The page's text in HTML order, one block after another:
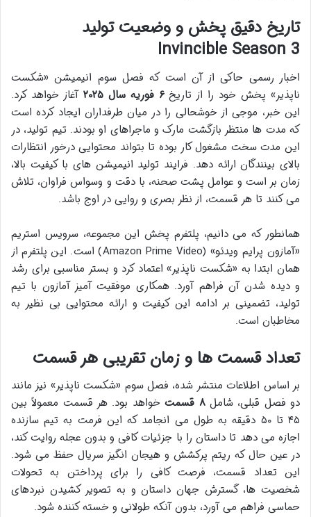
تاریخ دقیق پخش و وضعیت تولید
Invincible Season 3
اخبار رسمی حاکی از آن است که فصل سوم انیمیشن «شکست
ناپذیر» پخش خود را از تاریخ۶ فوریه سال ۲۰۲۵
آغاز خواهد کرد.
این خبر، موجی از خوشحالی را در میان طرفداران ایجاد کرده است
که مدت ها منتظر بازگشت مارک و ماجراهای او بودند. تیم تولید، در
این مدت سخت مشغول کار بوده تا بتواند محتوایی درخور انتظارات
بالای بینندگان ارائه دهد. فرایند تولید انیمیشن های با کیفیت بالا،
زمان بر است و عوامل پشت صحنه، با دقت و وسواس فراوان، تلاش
می کنند تا هر قسمت، از نظر بصری و روایی در اوج باشد.
همانطور که می دانیم، پلتفرم پخش این مجموعه، سرویس استریم
«آمازون پرایم ویدئو» (Amazon Prime Video) است. این پلتفرم از
همان ابتدا به «شکست ناپذیر» اعتماد کرد و بستر مناسبی برای رشد
و دیده شدن آن فراهم آورد. همکاری موفقیت آمیز آمازون با تیم
تولید، تضمینی بر ادامه این کیفیت و ارائه محتوایی بی نظیر به
مخاطبان است.
تعداد قسمت ها و زمان تقریبی هر قسمت
بر اساس اطلاعات منتشر شده، فصل سوم «شکست ناپذیر» نیز مانند
دو فصل قبلی، شامل۸ قسمت
خواهد بود. هر قسمت معمولاً بین
۴۵ تا ۵۰ دقیقه به طول می انجامد که این فرمت به تیم سازنده
اجازه می دهد تا داستان را با جزئیات کافی و بدون عجله روایت کند،
در عین حال که ریتم پرکشش و هیجان انگیز سریال حفظ می شود.
این تعداد قسمت، فرصت کافی را برای پرداختن به تحولات
شخصیت ها، گسترش جهان داستان و به تصویر کشیدن نبردهای
حماسی فراهم می آورد، بدون آنکه طولانی و خسته کننده شود.